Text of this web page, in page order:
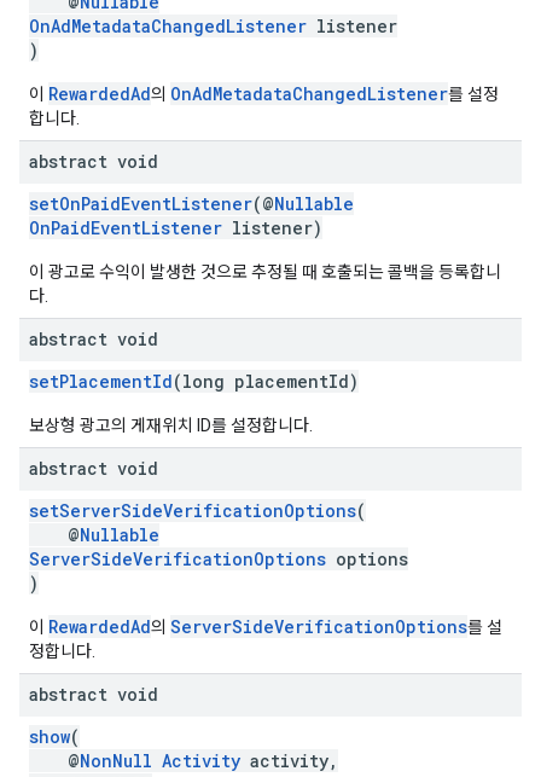
OnAdMetadataChangedListener listener
)
이 RewardedAd의 OnAdMetadataChangedListener를 설정
합니다.
abstract void
setOnPaidEventListener(@Nullable
OnPaidEventListener listener)
이 광고로 수익이 발생한 것으로 추정될 때 호출되는 콜백을 등록합니
다.
abstract void
setPlacementId(long placementId)
보상형 광고의 게재위치 ID를 설정합니다.
abstract void
setServerSideVerificationOptions(
@Nullable
ServerSideVerificationOptions options
)
이 RewardedAd의 ServerSideVerificationOptions를 설
정합니다.
abstract void
show(
@NonNull Activity activity,